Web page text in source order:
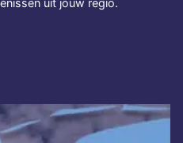
uit jouw regio.